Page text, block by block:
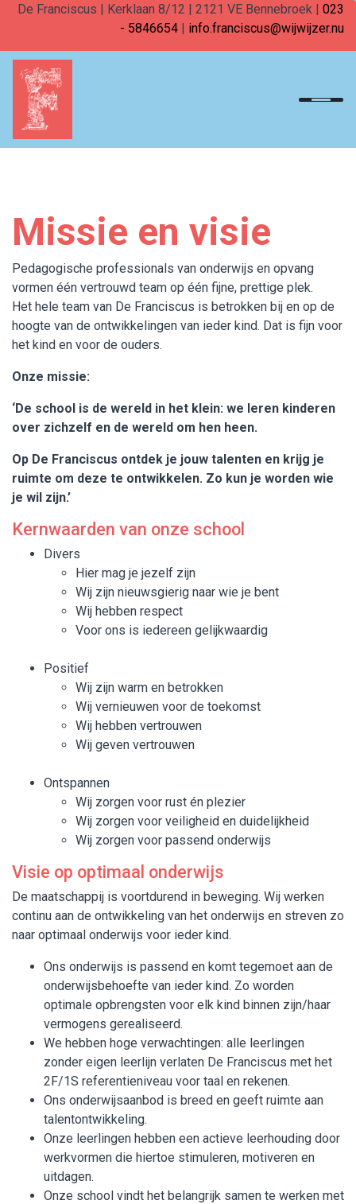
De Franciscus | Kerklaan 8/12 | 2121 VE Bennebroek | 023
- 5846654 | info.franciscus@wijwijzer.nu
Home
Onderwijs
Ouders in onderwijs
Opvang
Samenkomen
Praktisch
Beleid en formulieren
Werken bij WijWijzer
Contact
Missie en visie
Pedagogische professionals van onderwijs en opvang
vormen één vertrouwd team op één fijne, prettige plek.
Het hele team van De Franciscus is betrokken bij en op de
hoogte van de ontwikkelingen van ieder kind. Dat is fijn voor
het kind en voor de ouders.
Onze missie:
‘De school is de wereld in het klein: we leren kinderen
over zichzelf en de wereld om hen heen.
Op De Franciscus ontdek je jouw talenten en krijg je
ruimte om deze te ontwikkelen. Zo kun je worden wie
je wil zijn.’
Kernwaarden van onze school
Divers
Hier mag je jezelf zijn
Wij zijn nieuwsgierig naar wie je bent
Wij hebben respect
Voor ons is iedereen gelijkwaardig
Positief
Wij zijn warm en betrokken
Wij vernieuwen voor de toekomst
Wij hebben vertrouwen
Wij geven vertrouwen
Ontspannen
Wij zorgen voor rust én plezier
Wij zorgen voor veiligheid en duidelijkheid
Wij zorgen voor passend onderwijs
Visie op optimaal onderwijs
De maatschappij is voortdurend in beweging. Wij werken
continu aan de ontwikkeling van het onderwijs en streven zo
naar optimaal onderwijs voor ieder kind.
Ons onderwijs is passend en komt tegemoet aan de
onderwijsbehoefte van ieder kind. Zo worden
optimale opbrengsten voor elk kind binnen zijn/haar
vermogens gerealiseerd.
We hebben hoge verwachtingen: alle leerlingen
zonder eigen leerlijn verlaten De Franciscus met het
2F/1S referentieniveau voor taal en rekenen.
Ons onderwijsaanbod is breed en geeft ruimte aan
talentontwikkeling.
Onze leerlingen hebben een actieve leerhouding door
werkvormen die hiertoe stimuleren, motiveren en
uitdagen.
Onze school vindt het belangrijk samen te werken met